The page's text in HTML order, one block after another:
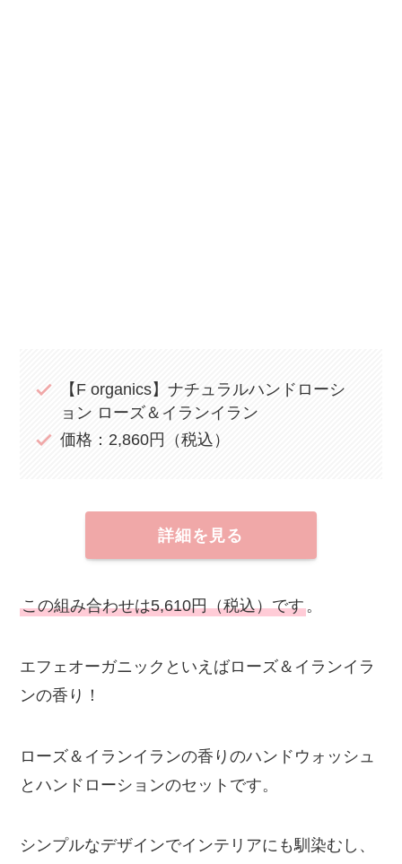
【F organics】ナチュラルハンドローシ
ョン ローズ＆イランイラン
価格：2,860円（税込）
詳細を見る
この組み合わせは5,610円（税込）です。
エフェオーガニックといえばローズ＆イランイラ
ンの香り！
ローズ＆イランイランの香りのハンドウォッシュ
とハンドローションのセットです。
シンプルなデザインでインテリアにも馴染むし、